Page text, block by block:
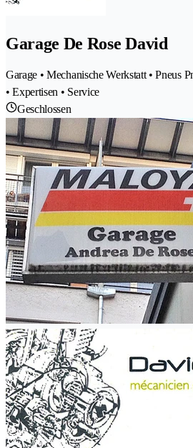
Garage De Rose David
Garage • Mechanische Werkstatt • Pneus
• Expertisen • Service
Geschlossen